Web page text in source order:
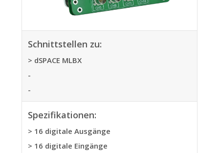
Schnittstellen zu:
> dSPACE MLBX
-
-
Spezifikationen:
> 16 digitale Ausgänge
> 16 digitale Eingänge